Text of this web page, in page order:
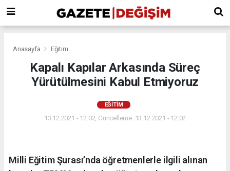
Anasayfa Eğitim
Kapalı Kapılar Arkasında Süreç
Yürütülmesini Kabul Etmiyoruz
EĞITIM
13.12.2021 - 12:02, Güncelleme: 13.12.2021 - 12:02
Milli Eğitim Şurası’nda öğretmenlerle ilgili alınan